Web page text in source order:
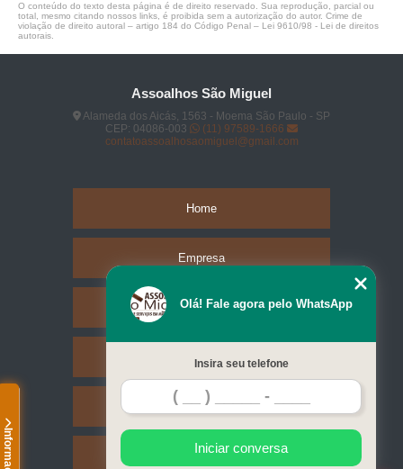
O conteúdo do texto desta página é de direito reservado. Sua reprodução, parcial ou
total, mesmo citando nossos links, é proibida sem a autorização do autor. Crime de
violação de direito autoral – artigo 184 do Código Penal – Lei 9610/98 - Lei de direitos
autorais
Assoalhos São Miguel
Alameda dos Aicás, 1563 - Moema São Paulo - SP
CEP: 04086-003
(11) 97589-1666
contatoassoalhosaomiguel@gmail.com
Home
Empresa
Missão
Serviços
Contato
Mapa do site
Olá! Fale agora pelo WhatsApp
Insira seu telefone
Iniciar conversa